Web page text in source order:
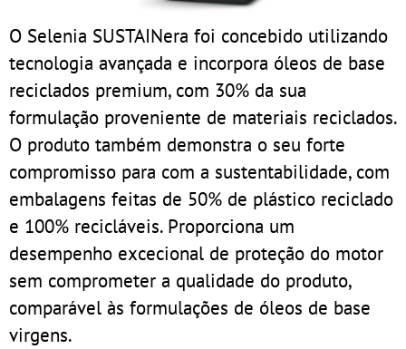
O Selenia SUSTAINera foi concebido utilizando
tecnologia avançada e incorpora óleos de base
reciclados premium, com 30% da sua
formulação proveniente de materiais reciclados.
O produto também demonstra o seu forte
compromisso para com a sustentabilidade, com
embalagens feitas de 50% de plástico reciclado
e 100% recicláveis. Proporciona um
desempenho excecional de proteção do motor
sem comprometer a qualidade do produto,
comparável às formulações de óleos de base
virgens.